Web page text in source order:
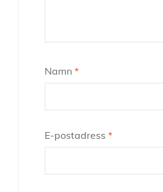
Namn *
E-postadress *